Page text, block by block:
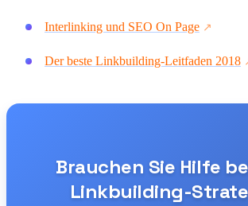
Interlinking und SEO On Page
Der beste Linkbuilding-Leitfaden 2018
Brauchen Sie Hilfe
Linkbuilding-